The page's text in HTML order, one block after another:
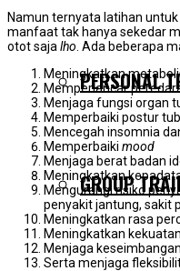
PERSONAL
GROUP
Namun ternyata latihan
manfaat tak hanya sekedar
otot saja lho . Ada beberapa
Meningkatkan
Memperlancar
Menjaga fungsi organ
Memperbaiki postur
Mencegah insomnia
Memperbaiki mood
Menjaga berat badan
Meningkatkan
Mengurangi risiko
penyakit jantung, sakit
Meningkatkan rasa
Meningkatkan
Menjaga
Serta menjaga